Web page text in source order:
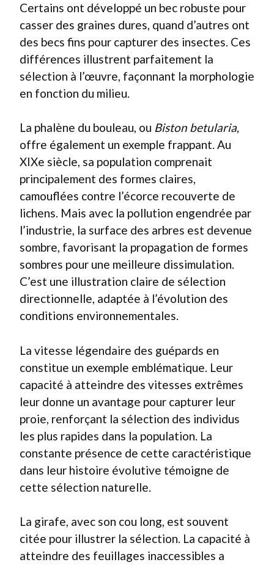
Certains ont développé un bec robuste pour
casser des graines dures, quand d’autres ont
des becs fins pour capturer des insectes. Ces
différences illustrent parfaitement la
sélection à l’œuvre, façonnant la morphologie
en fonction du milieu.
La phalène du bouleau, ou Biston betularia,
offre également un exemple frappant. Au
XIXe siècle, sa population comprenait
principalement des formes claires,
camouflées contre l’écorce recouverte de
lichens. Mais avec la pollution engendrée par
l’industrie, la surface des arbres est devenue
sombre, favorisant la propagation de formes
sombres pour une meilleure dissimulation.
C’est une illustration claire de sélection
directionnelle, adaptée à l’évolution des
conditions environnementales.
La vitesse légendaire des guépards en
constitue un exemple emblématique. Leur
capacité à atteindre des vitesses extrêmes
leur donne un avantage pour capturer leur
proie, renforçant la sélection des individus
les plus rapides dans la population. La
constante présence de cette caractéristique
dans leur histoire évolutive témoigne de
cette sélection naturelle.
La girafe, avec son cou long, est souvent
citée pour illustrer la sélection. La capacité à
atteindre des feuillages inaccessibles a